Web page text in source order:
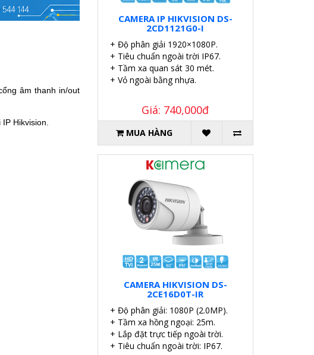
âm thanh in/out
Hikvision.
CAMERA IP HIKVISION DS-
2CD1121G0-I
+ Độ phân giải 1920×1080P.
+ Tiêu chuẩn ngoài trời IP67.
+ Tầm xa quan sát 30 mét.
+ Vỏ ngoài bằng nhựa.
Giá: 740,000đ
MUA HÀNG
CAMERA HIKVISION DS-
2CE16D0T-IR
+ Độ phân giải: 1080P (2.0MP).
+ Tầm xa hồng ngoại: 25m.
+ Lắp đặt trực tiếp ngoài trời.
+ Tiêu chuẩn ngoài trời: IP67.